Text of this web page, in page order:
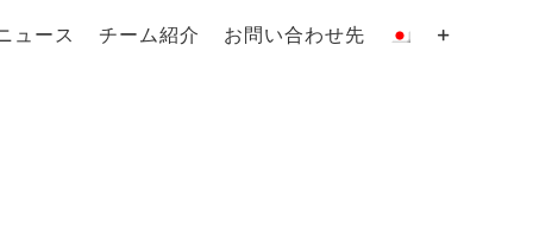
ュース チーム紹介 お問い合わせ先